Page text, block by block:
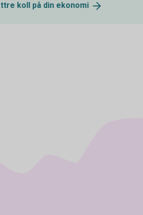
koll på din ekonomi